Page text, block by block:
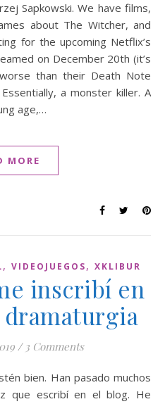
Sapkowski. We have films,
about The Witcher, and
for the upcoming Netflix’s
on December 20th (it’s
than their Death Note
a monster killer. A
age,…
MORE
, VIDEOJUEGOS, XKLIBUR
inscribí en
/ 3 Comments
que escribí en el blog. He